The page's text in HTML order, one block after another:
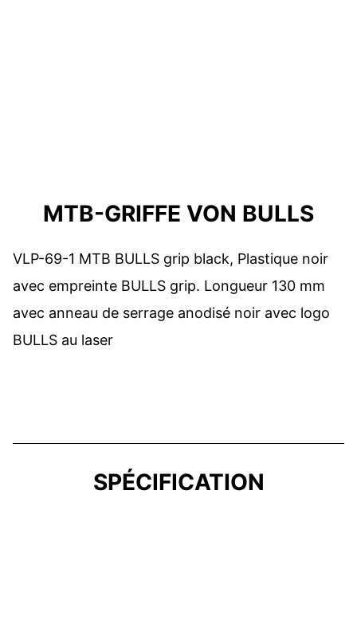
MTB-GRIFFE VON BULLS
VLP-69-1 MTB BULLS grip black, Plastique noir
avec empreinte BULLS grip. Longueur 130 mm
avec anneau de serrage anodisé noir avec logo
BULLS au laser
SPÉCIFICATION